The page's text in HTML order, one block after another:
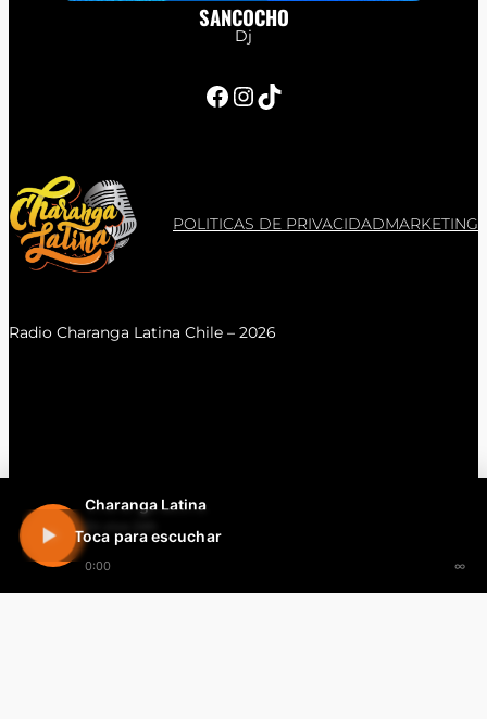
Charanga Latina
En vivo 24h
0:00 ∞
Toca para escuchar
SANCOCHO
Dj
Facebook InstagramTikTok
POLITICAS DE PRIVACIDADMARKETING
Radio Charanga Latina Chile – 2026